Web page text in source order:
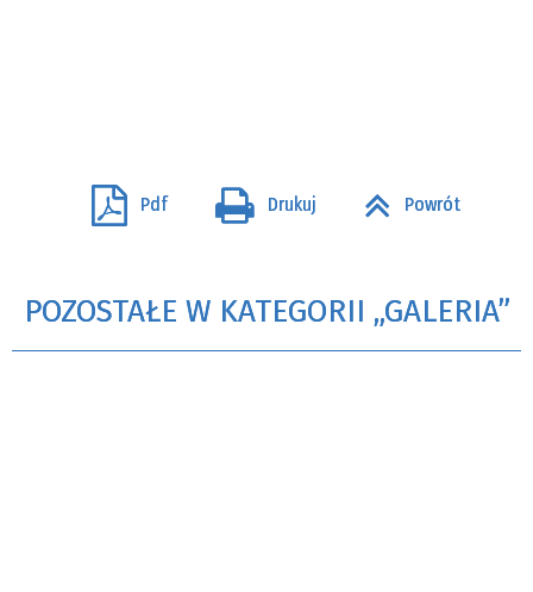
Pdf Drukuj Powrót
POZOSTAŁE W KATEGORII „GALERIA”